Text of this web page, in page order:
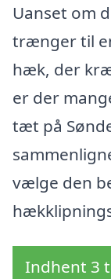
Uanset om
trænger til
hæk, der
er der
tæt på
vælge den
Indhent 3